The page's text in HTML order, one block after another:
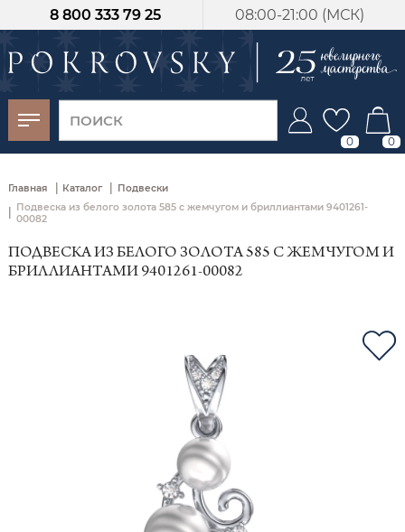
08:00-21:00 (МСК)
8 800 333 79 25
0 0
Главная | Каталог | Подвески
Подвеска из белого золота 585 с жемчугом и бриллиантами 9401261-
00082
ПОДВЕСКА ИЗ БЕЛОГО ЗОЛОТА 585 С ЖЕМЧУГОМ И
БРИЛЛИАНТАМИ 9401261-00082
-30%
от 15 дней с
момента оплаты